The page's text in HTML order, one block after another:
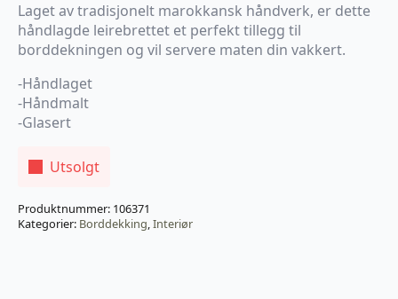
Laget av tradisjonelt marokkansk håndverk, er dette
håndlagde leirebrettet et perfekt tillegg til
borddekningen og vil servere maten din vakkert.
-Håndlaget
-Håndmalt
-Glasert
Utsolgt
Produktnummer: 106371
Kategorier: Borddekking,Interiør